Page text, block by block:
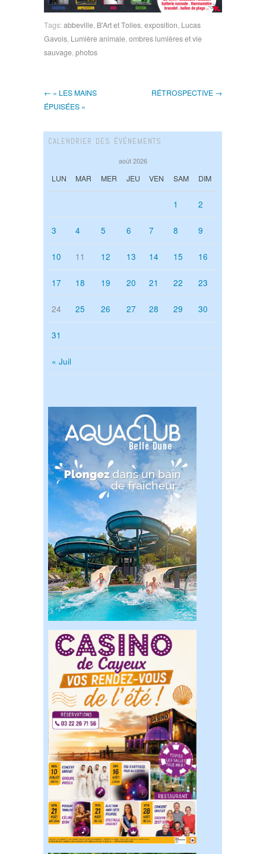
Tags:abbeville, B'Art et Toiles,exposition, Lucas
Gavois, Lumière animale,ombres lumières et vie
sauvage,photos
← « LES MAINS
ÉPUISÉES »
RÉTROSPECTIVE →
CALENDRIER DES ÉVÉNEMENTS
août 2026
LUN MAR MER JEU VEN SAM DIM
« Juil
1 2
3 4 5 6 7 8 9
10 11 12 13 14 15 16
17 18 19 20 21 22 23
24 25 26 27 28 29 30
31